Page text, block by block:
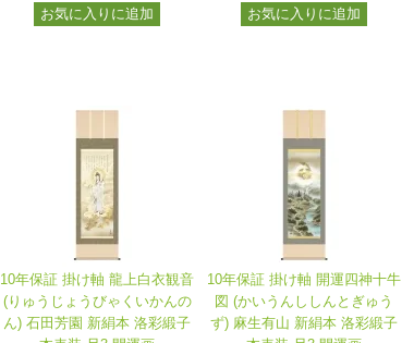
お気に入りに追加
お気に入りに追加
10年保証 掛け軸 龍上白衣観音
(りゅうじょうびゃくいかんの
ん) 石田芳園 新絹本 洛彩緞子
10年保証 掛け軸 開運四神十牛
図 (かいうんししんとぎゅう
ず) 麻生有山 新絹本 洛彩緞子